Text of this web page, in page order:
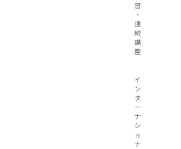
習
・
連
続
講
座
イ
ン
タ
ー
ナ
シ
ョ
ナ